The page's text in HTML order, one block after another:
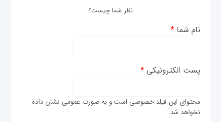
نظر شما چیست؟
نام شما*
پست الکترونیکی*
محتوای این فیلد خصوصی است و به صورت عمومی نشان داده
نخواهد شد.